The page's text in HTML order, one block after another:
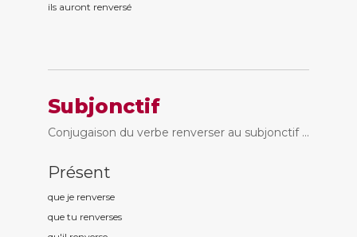
ils auront renversé
Subjonctif
Conjugaison du verbe renverser au subjonctif ...
Présent
que je renverse
que tu renverses